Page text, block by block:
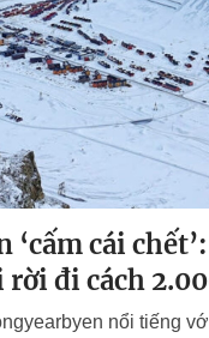
cái
rời đi cách
nổi tiếng